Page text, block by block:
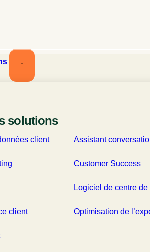
solutions
client Assistant
Customer Success
Logiciel de centre de
client Optimisation de
et Missions